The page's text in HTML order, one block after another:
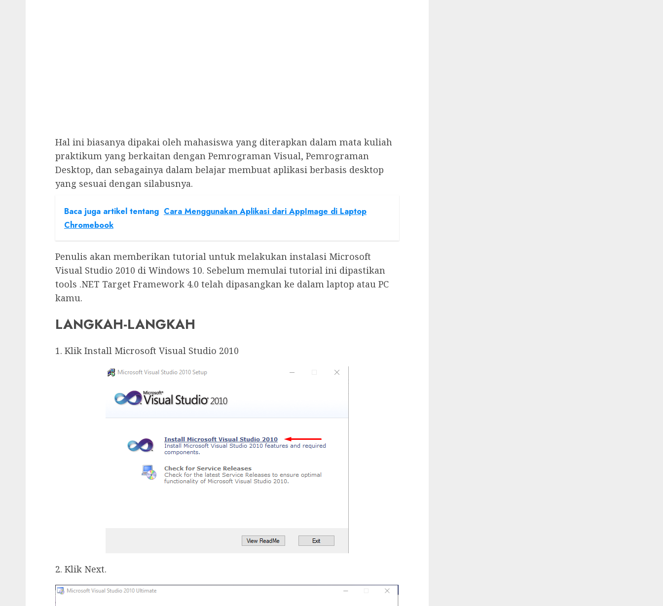
Hal ini biasanya dipakai oleh mahasiswa yang diterapkan dalam mata kuliah
praktikum yang berkaitan dengan Pemrograman Visual, Pemrograman
Desktop, dan sebagainya dalam belajar membuat aplikasi berbasis desktop
yang sesuai dengan silabusnya.
Baca juga artikel tentang Cara Menggunakan Aplikasi dari AppImage di Laptop
Chromebook
Penulis akan memberikan tutorial untuk melakukan instalasi Microsoft
Visual Studio 2010 di Windows 10. Sebelum memulai tutorial ini dipastikan
tools .NET Target Framework 4.0 telah dipasangkan ke dalam laptop atau PC
kamu.
LANGKAH-LANGKAH
1. Klik Install Microsoft Visual Studio 2010
2. Klik Next.